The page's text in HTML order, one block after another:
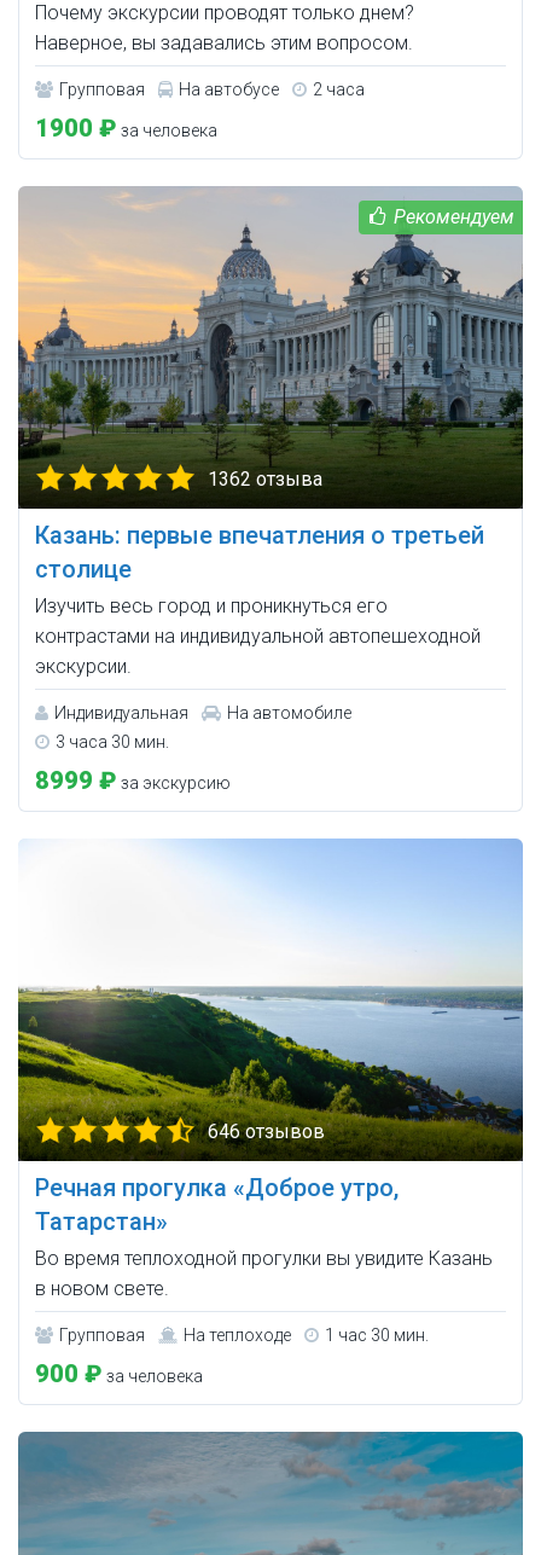
Почему экскурсии проводят только днем?
Наверное, вы задавались этим вопросом.
Групповая На автобусе 2 часа
1900 ₽ за человека
1362 отзыва
Казань: первые впечатления о третьей
столице
Изучить весь город и проникнуться его
контрастами на индивидуальной автопешеходной
экскурсии.
Индивидуальная
На автомобиле
3 часа 30 мин.
8999 ₽ за экскурсию
646 отзывов
Речная прогулка «Доброе утро,
Татарстан»
Во время теплоходной прогулки вы увидите Казань
в новом свете.
Групповая На теплоходе 1 час 30 мин.
900 ₽ за человека